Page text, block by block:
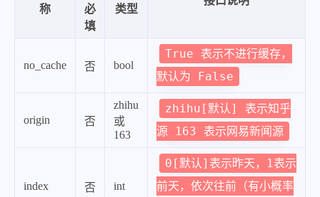
称
必
填
类型
no_cache 否 bool
True 表示不进行缓存，
默认为 False
origin 否
zhihu
或
163
zhihu[默认] 表示知乎
源 163 表示网易新闻源
index 否 int
0[默认]表示昨天，1表示
前天，依次往前（有小概率